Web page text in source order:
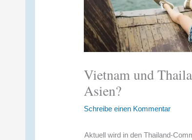
Vietnam und
Asien?
Schreibe einen Kommentar
Aktuell wird in den Thailand-